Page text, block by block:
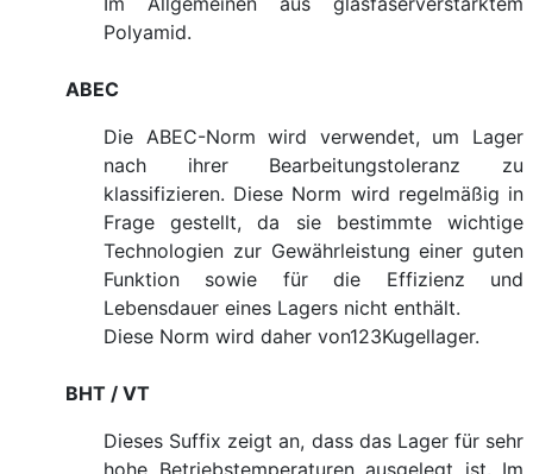
Polyamid.
ABEC
Die ABEC-Norm wird verwendet, um Lager
nach ihrer Bearbeitungstoleranz zu
klassifizieren. Diese Norm wird regelmäßig in
Frage gestellt, da sie bestimmte wichtige
Technologien zur Gewährleistung einer guten
Funktion sowie für die Effizienz und
Lebensdauer eines Lagers nicht enthält.
Diese Norm wird daher von123Kugellager.
BHT / VT
Dieses Suffix zeigt an, dass das Lager für sehr
hohe Betriebstemperaturen ausgelegt ist. Im